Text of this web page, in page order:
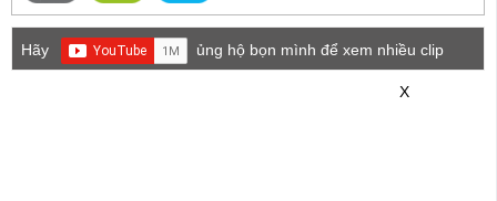
Hãy
ủng hộ bọn mình để xem nhiều clip
X